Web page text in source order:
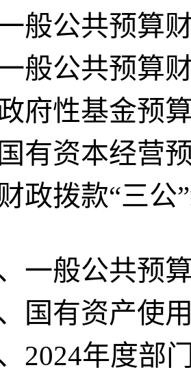
般公共预算
般公共预算
府性基金预
有资本经营
政拨款“三公
一般公共预
国有资产使
2024年度部